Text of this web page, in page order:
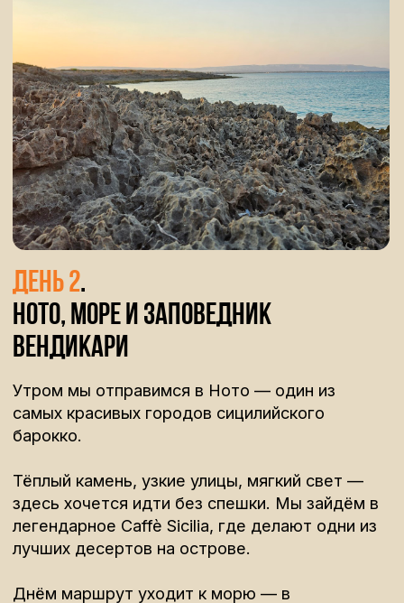
День 3.
Ното, море и заповедник
Вендикари
Мы отправимся в Панталику — место, где
природа и история буквально переплетены.
Тропа проходит вдоль каньонов, среди
известняковых скал, в которых высечены
тысячи древних гробниц. Это одно из самых
необычных мест Сицилии — тихое,
масштабное и почти нереальное.
После маршрута мы переедем в Сиракузы.
Здесь уже другая атмосфера — античность,
архитектура и история. Мы посетим
археологический парк с древнегреческим
театром и пещерами, а затем увидим работу
Караваджо в небольшой церкви в центре